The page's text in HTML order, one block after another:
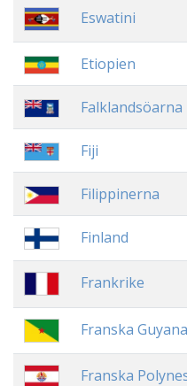
Eswatini
Etiopien
Falklandsöarna
Fiji
Filippinerna
Finland
Frankrike
Franska Guyana
Franska